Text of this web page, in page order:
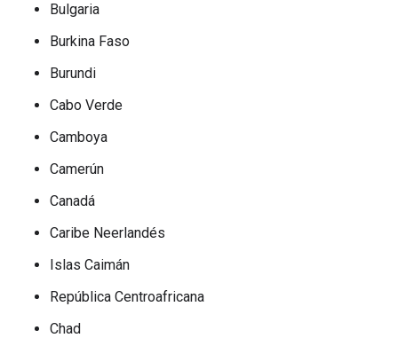
Bulgaria
Burkina Faso
Burundi
Cabo Verde
Camboya
Camerún
Canadá
Caribe Neerlandés
Islas Caimán
República Centroafricana
Chad